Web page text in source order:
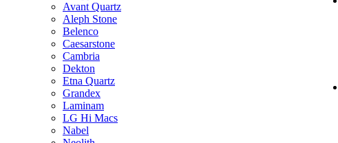
Avant Quartz
Aleph Stone
Belenco
Caesarstone
Cambria
Dekton
Etna Quartz
Grandex
Laminam
LG Hi Macs
Nabel